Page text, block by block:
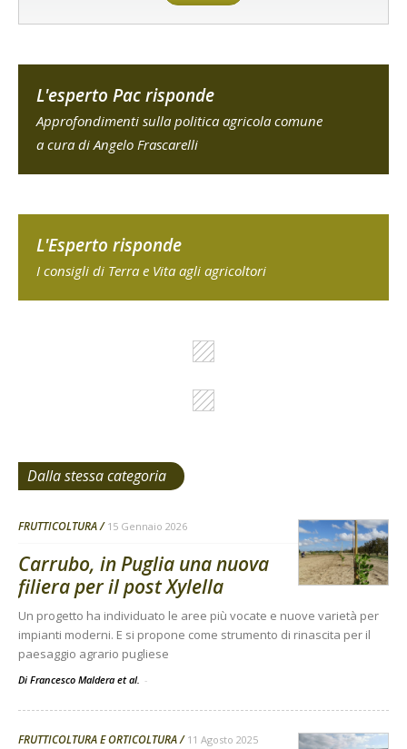
L'esperto Pac risponde
Approfondimenti sulla politica agricola comune
a cura di Angelo Frascarelli
L'Esperto risponde
I consigli di Terra e Vita agli agricoltori
Dalla stessa categoria
FRUTTICOLTURA 15 Gennaio 2026
Carrubo, in Puglia una nuova
filiera per il post Xylella
Un progetto ha individuato le aree più vocate e nuove varietà per
impianti moderni. E si propone come strumento di rinascita per il
paesaggio agrario pugliese
Di Francesco Maldera et al. -
FRUTTICOLTURA E ORTICOLTURA 11 Agosto 2025